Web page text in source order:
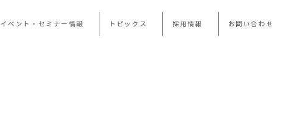
イベント・セミナー情報 トピックス 採用情報 お問い合わせ